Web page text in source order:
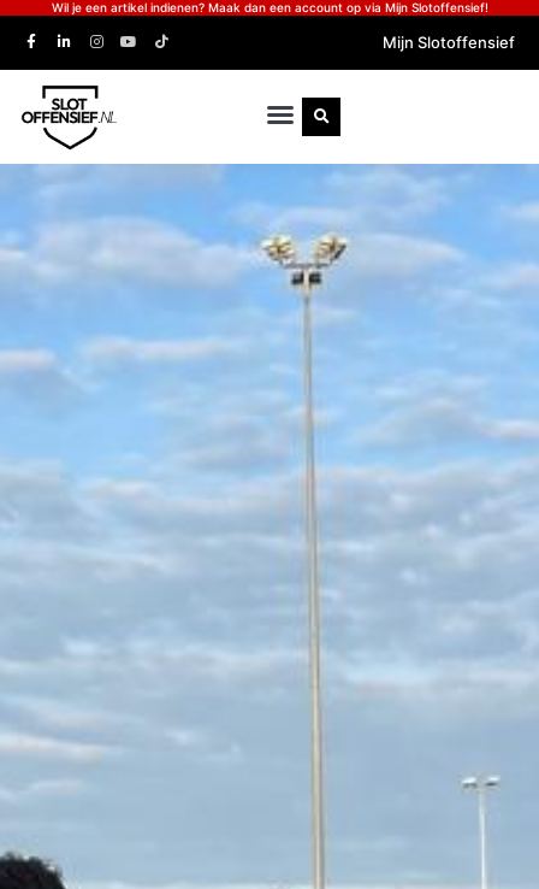
Wil je een artikel indienen? Maak dan een account op via Mijn Slotoffensief!
Mijn Slotoffensief